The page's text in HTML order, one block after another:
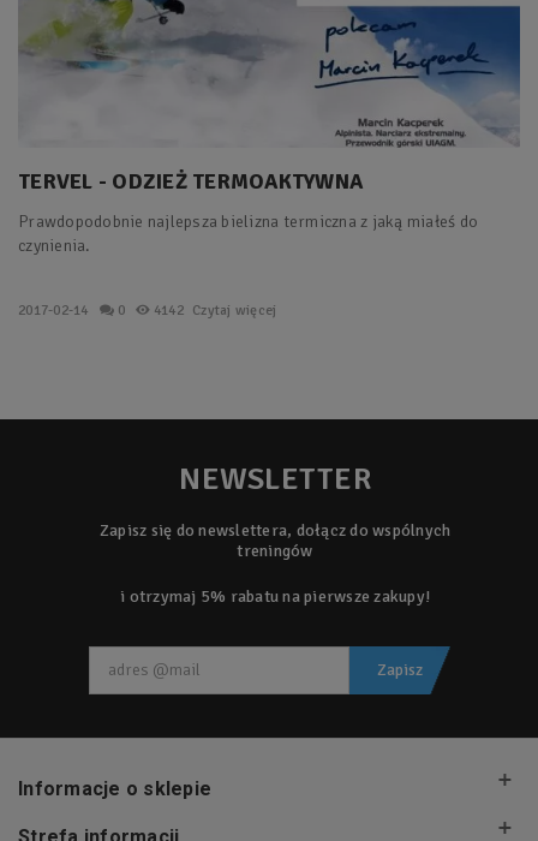
TERVEL - ODZIEŻ TERMOAKTYWNA
Prawdopodobnie najlepsza bielizna termiczna z jaką miałeś do
czynienia.
2017-02-14 0 4142 Czytaj więcej
NEWSLETTER
Zapisz się do newslettera, dołącz do wspólnych
treningów
i otrzymaj 5% rabatu na pierwsze zakupy!
Zapisz
Informacje o sklepie